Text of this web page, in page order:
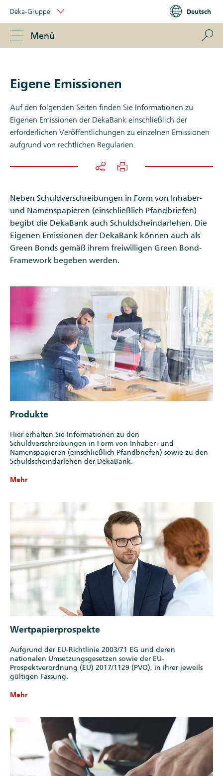
Links
Navigation
Portal
Navigation
Deka-Gruppe Deutsch
Menü
Eigene Emissionen
Auf den folgenden Seiten finden Sie Informationen zu
Eigenen Emissionen der DekaBank einschließlich der
erforderlichen Veröffentlichungen zu einzelnen Emissionen
aufgrund von rechtlichen Regularien.
Neben Schuldverschreibungen in Form von Inhaber-
und Namenspapieren (einschließlich Pfandbriefen)
begibt die DekaBank auch Schuldscheindarlehen. Die
Eigenen Emissionen der DekaBank können auch als
Green Bonds gemäß ihrem freiwilligen Green Bond-
Framework begeben werden.
Produkte
Hier erhalten Sie Informationen zu den
Schuldverschreibungen in Form von Inhaber- und
Namenspapieren (einschließlich Pfandbriefen) sowie zu den
Schuldscheindarlehen der DekaBank.
Mehr
Wertpapierprospekte
Aufgrund der EU-Richtlinie 2003/71 EG und deren
nationalen Umsetzungsgesetzen sowie der EU-
Prospektverordnung (EU) 2017/1129 (PVO), in ihrer jeweils
gültigen Fassung.
Mehr